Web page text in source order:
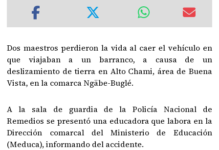
Dos maestros perdieron la vida al caer el vehículo en
que viajaban a un barranco, a causa de un
deslizamiento de tierra en Alto Chami, área de Buena
Vista, en la comarca Ngäbe-Buglé.
A la sala de guardia de la Policía Nacional de
Remedios se presentó una educadora que labora en la
Dirección comarcal del Ministerio de Educación
(Meduca), informando del accidente.